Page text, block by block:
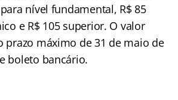
nível fundamental, R$ 85
e R$ 105 superior. O valor
prazo máximo de 31 de maio de
boleto bancário.